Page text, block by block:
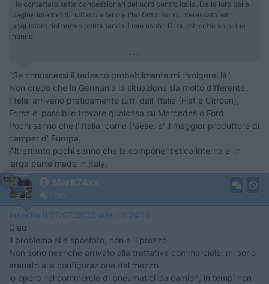
Ho contattato sette concessionari del nord centro italia. Dalle loro belle
pagine internet ti invitano a farlo e l'ho fatto. Sono interessato ad
acquistare del nuovo permutando il mio usato. Di questi sette solo due
hanno
...
"Se conoscessi il tedesco probabilmente mi rivolgerei là"
Non credo che in Germania la situazione sia molto differente.
I telai arrivano praticamente tutti dall' Italia (Fiat e Citroen),
Forse e' possibile trovare qualcosa su Mercedes o Ford.
Pochi sanno che l' Italia, come Paese, e' il maggior produttore di
camper d' Europa.
Altrettanto pochi sanno che la componentistica interna e' in
larga parte made in Italy.
13 Mark74xx
1783
Inserito il 07/07/2022 alle: 13:24:16
Ciao
il problema si è spostato, non è il prezzo
Non sono neanche arrivato alla trattativa commerciale, mi sono
arenato alla configurazione del mezzo
io opero nel commercio di pneumatici da camion, in tempi non